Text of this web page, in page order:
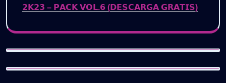
𝟮𝗞𝟮𝟯 – 𝗣𝗔𝗖𝗞 𝗩𝗢𝗟.𝟲 (𝗗𝗘𝗦𝗖𝗔𝗥𝗚𝗔 𝗚𝗥𝗔𝗧𝗜𝗦)